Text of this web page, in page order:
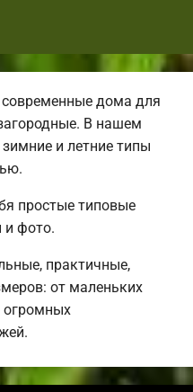
дома для
В нашем
и летние типы
простые типовые
и фото.
практичные,
от маленьких